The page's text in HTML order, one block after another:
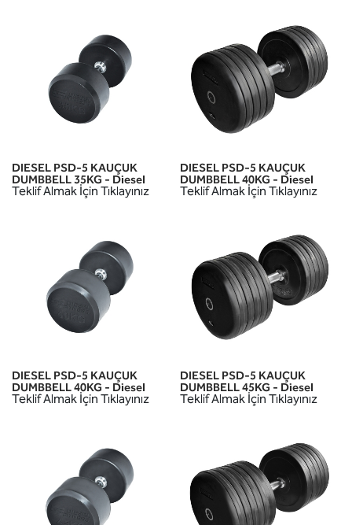
DIESEL PSD-5 KAUÇUK
DUMBBELL 35KG - Diesel
Teklif Almak İçin Tıklayınız
DIESEL PSD-5 KAUÇUK
DUMBBELL 40KG - Diesel
Teklif Almak İçin Tıklayınız
DIESEL PSD-5 KAUÇUK
DUMBBELL 40KG - Diesel
Teklif Almak İçin Tıklayınız
DIESEL PSD-5 KAUÇUK
DUMBBELL 45KG - Diesel
Teklif Almak İçin Tıklayınız